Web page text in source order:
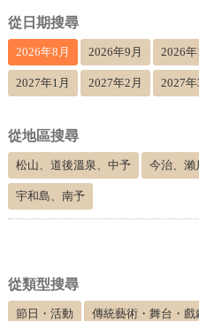
從日期搜尋
2026年8月 2026年9月 2026年
2027年1月 2027年2月 2027年
從地區搜尋
松山、道後溫泉、中予 今治、瀨
宇和島、南予
從類型搜尋
節日・活動 傳統藝術・舞台・戲